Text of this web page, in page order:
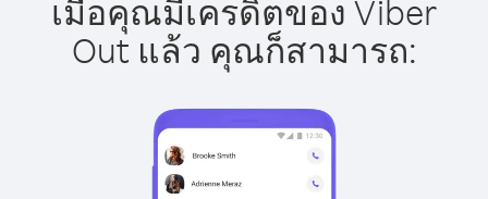
เมื่อคุณมีเครดิตของ Viber
Out แล้ว คุณก็สามารถ: